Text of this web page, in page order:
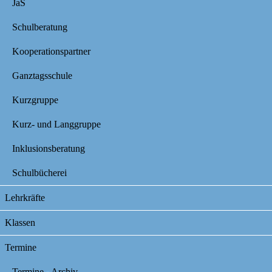
JaS
Schulberatung
Kooperationspartner
Ganztagsschule
Kurzgruppe
Kurz- und Langgruppe
Inklusionsberatung
Schulbücherei
Lehrkräfte
Klassen
Termine